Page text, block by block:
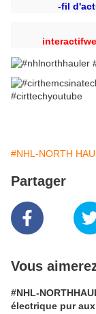
-fil
#NHL-NORTH
Partager
Vous
#NHL-
électrique pur